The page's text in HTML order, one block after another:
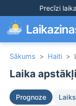
Precīzi
Sākums > Haiti >
Laika
Prognoze